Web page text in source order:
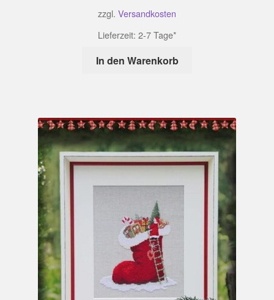
zzgl. Versandkosten
Lieferzeit: 2-7 Tage*
In den Warenkorb